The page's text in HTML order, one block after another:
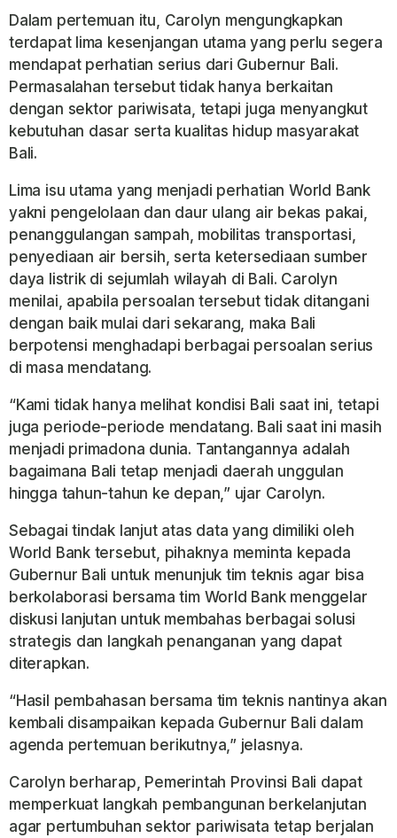
Dalam pertemuan itu, Carolyn mengungkapkan
terdapat lima kesenjangan utama yang perlu segera
mendapat perhatian serius dari Gubernur Bali.
Permasalahan tersebut tidak hanya berkaitan
dengan sektor pariwisata, tetapi juga menyangkut
kebutuhan dasar serta kualitas hidup masyarakat
Bali.
Lima isu utama yang menjadi perhatian World Bank
yakni pengelolaan dan daur ulang air bekas pakai,
penanggulangan sampah, mobilitas transportasi,
penyediaan air bersih, serta ketersediaan sumber
daya listrik di sejumlah wilayah di Bali. Carolyn
menilai, apabila persoalan tersebut tidak ditangani
dengan baik mulai dari sekarang, maka Bali
berpotensi menghadapi berbagai persoalan serius
di masa mendatang.
“Kami tidak hanya melihat kondisi Bali saat ini, tetapi
juga periode-periode mendatang. Bali saat ini masih
menjadi primadona dunia. Tantangannya adalah
bagaimana Bali tetap menjadi daerah unggulan
hingga tahun-tahun ke depan,” ujar Carolyn.
Sebagai tindak lanjut atas data yang dimiliki oleh
World Bank tersebut, pihaknya meminta kepada
Gubernur Bali untuk menunjuk tim teknis agar bisa
berkolaborasi bersama tim World Bank menggelar
diskusi lanjutan untuk membahas berbagai solusi
strategis dan langkah penanganan yang dapat
diterapkan.
“Hasil pembahasan bersama tim teknis nantinya akan
kembali disampaikan kepada Gubernur Bali dalam
agenda pertemuan berikutnya,” jelasnya.
Carolyn berharap, Pemerintah Provinsi Bali dapat
memperkuat langkah pembangunan berkelanjutan
agar pertumbuhan sektor pariwisata tetap berjalan